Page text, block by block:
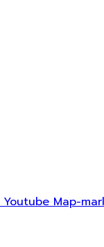
Youtube Map-